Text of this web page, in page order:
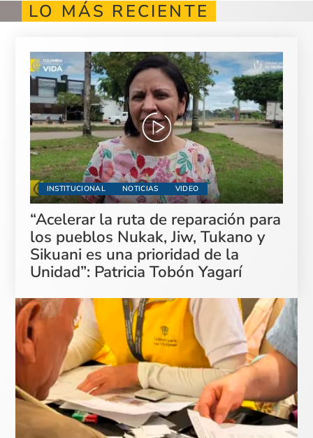
LO MÁS RECIENTE
INSTITUCIONAL NOTICIAS VIDEO
“Acelerar la ruta de reparación para
los pueblos Nukak, Jiw, Tukano y
Sikuani es una prioridad de la
Unidad”: Patricia Tobón Yagarí